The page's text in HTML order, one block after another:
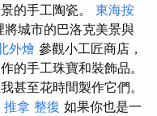
的手工陶瓷。 東海按
城市的巴洛克美景與
外燴 參觀小工匠商店，
的手工珠寶和裝飾品。
甚至花時間製作它們。
推拿 整復 如果你也是一